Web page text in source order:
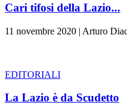
Cari tifosi della Lazio...
11 novembre 2020 | Arturo
EDITORIALI
La Lazio è da Scudetto